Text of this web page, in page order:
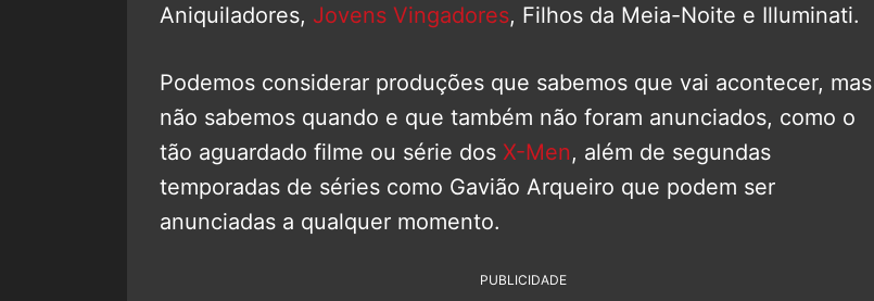
Aniquiladores, Jovens Vingadores, Filhos da Meia-Noite e Illuminati.
Podemos considerar produções que sabemos que vai acontecer, mas
não sabemos quando e que também não foram anunciados, como o
tão aguardado filme ou série dos X-Men, além de segundas
temporadas de séries como Gavião Arqueiro que podem ser
anunciadas a qualquer momento.
PUBLICIDADE